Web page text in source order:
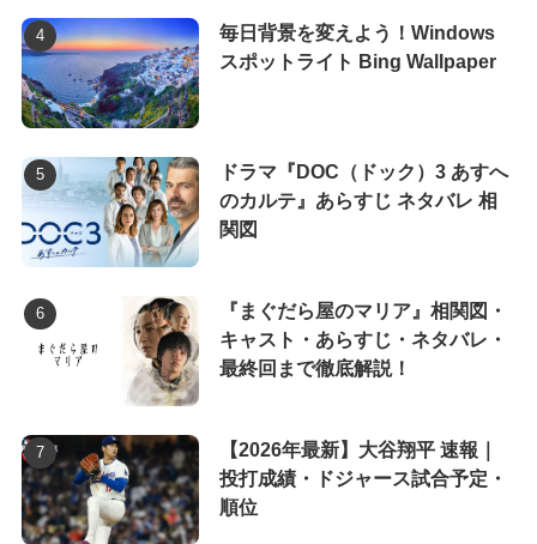
毎日背景を変えよう！Windows
スポットライト Bing Wallpaper
ドラマ『DOC（ドック）3 あすへ
のカルテ』あらすじ ネタバレ 相
関図
『まぐだら屋のマリア』相関図・
キャスト・あらすじ・ネタバレ・
最終回まで徹底解説！
【2026年最新】大谷翔平 速報｜
投打成績・ドジャース試合予定・
順位